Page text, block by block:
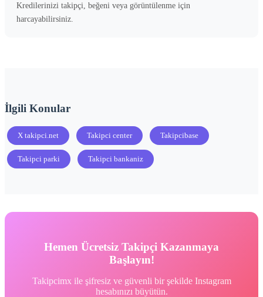
Kredilerinizi takipçi, beğeni veya görüntülenme için
harcayabilirsiniz.
İlgili Konular
X takipci.net Takipci center Takipcibase
Takipci parki Takipci bankaniz
Hemen Ücretsiz Takipçi Kazanmaya
Başlayın!
Takipcimx ile şifresiz ve güvenli bir şekilde Instagram
hesabınızı büyütün.